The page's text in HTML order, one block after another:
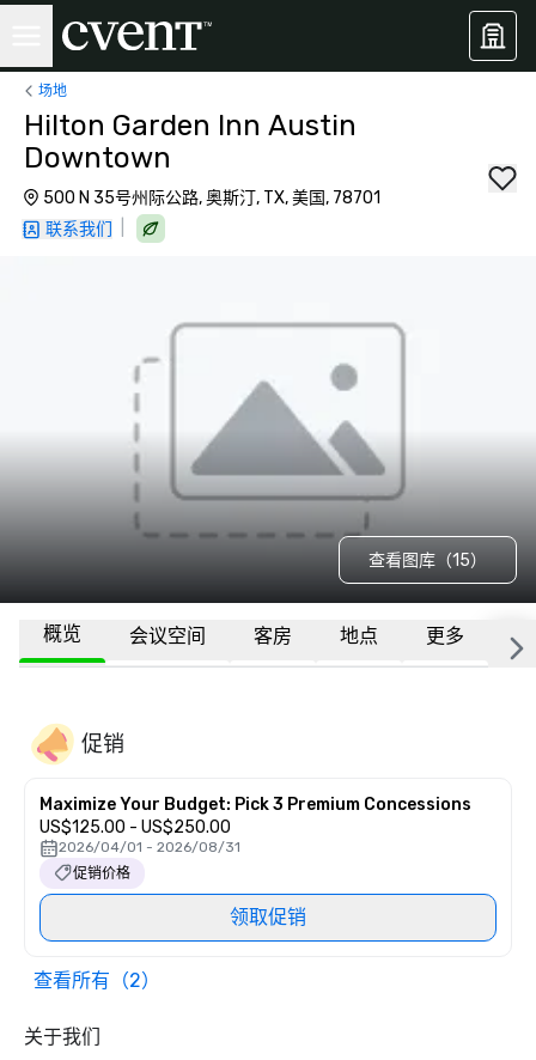
场地
Hilton Garden Inn Austin
Downtown
500 N 35号州际公路, 奥斯汀, TX, 美国, 78701
联系我们
查看图库（15）
概览 会议空间 客房 地点 更多 常
促销
Maximize Your Budget: Pick 3 Premium Concessions
US$125.00 - US$250.00
2026/04/01 - 2026/08/31
促销价格
领取促销
查看所有（2）
关于我们